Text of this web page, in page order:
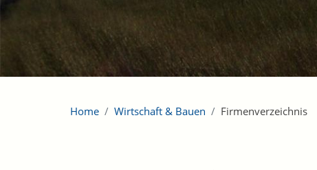
Home Wirtschaft & Bauen Firmenverzeichnis